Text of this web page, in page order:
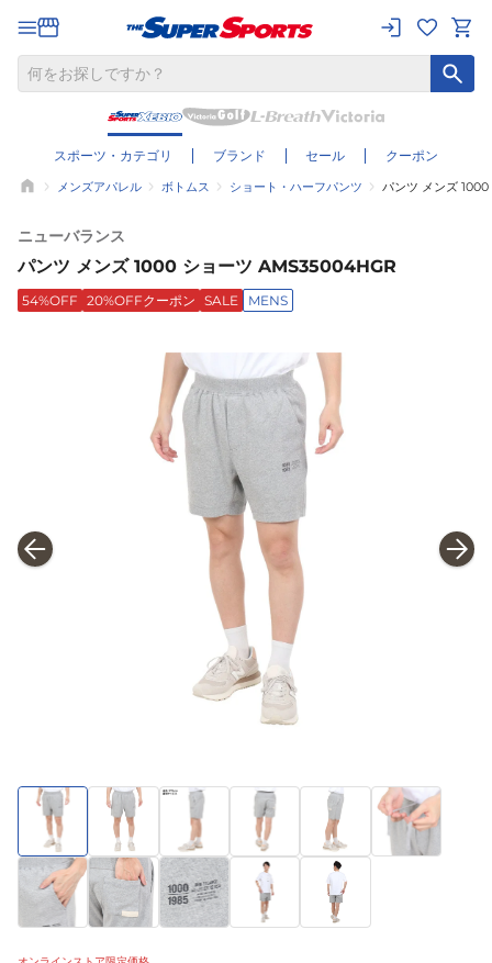
スポーツ・カテゴリ ブランド セール クーポン
メンズアパレル ボトムス ショート・ハーフパンツ パンツ メンズ
ニューバランス
パンツ メンズ 1000 ショーツ AMS35004HGR
54%OFF 20%OFFクーポン SALE MENS